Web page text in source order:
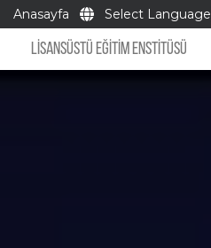
Anasayfa Select Language
LİSANSÜSTÜ EĞİTİM ENSTİTÜSÜ